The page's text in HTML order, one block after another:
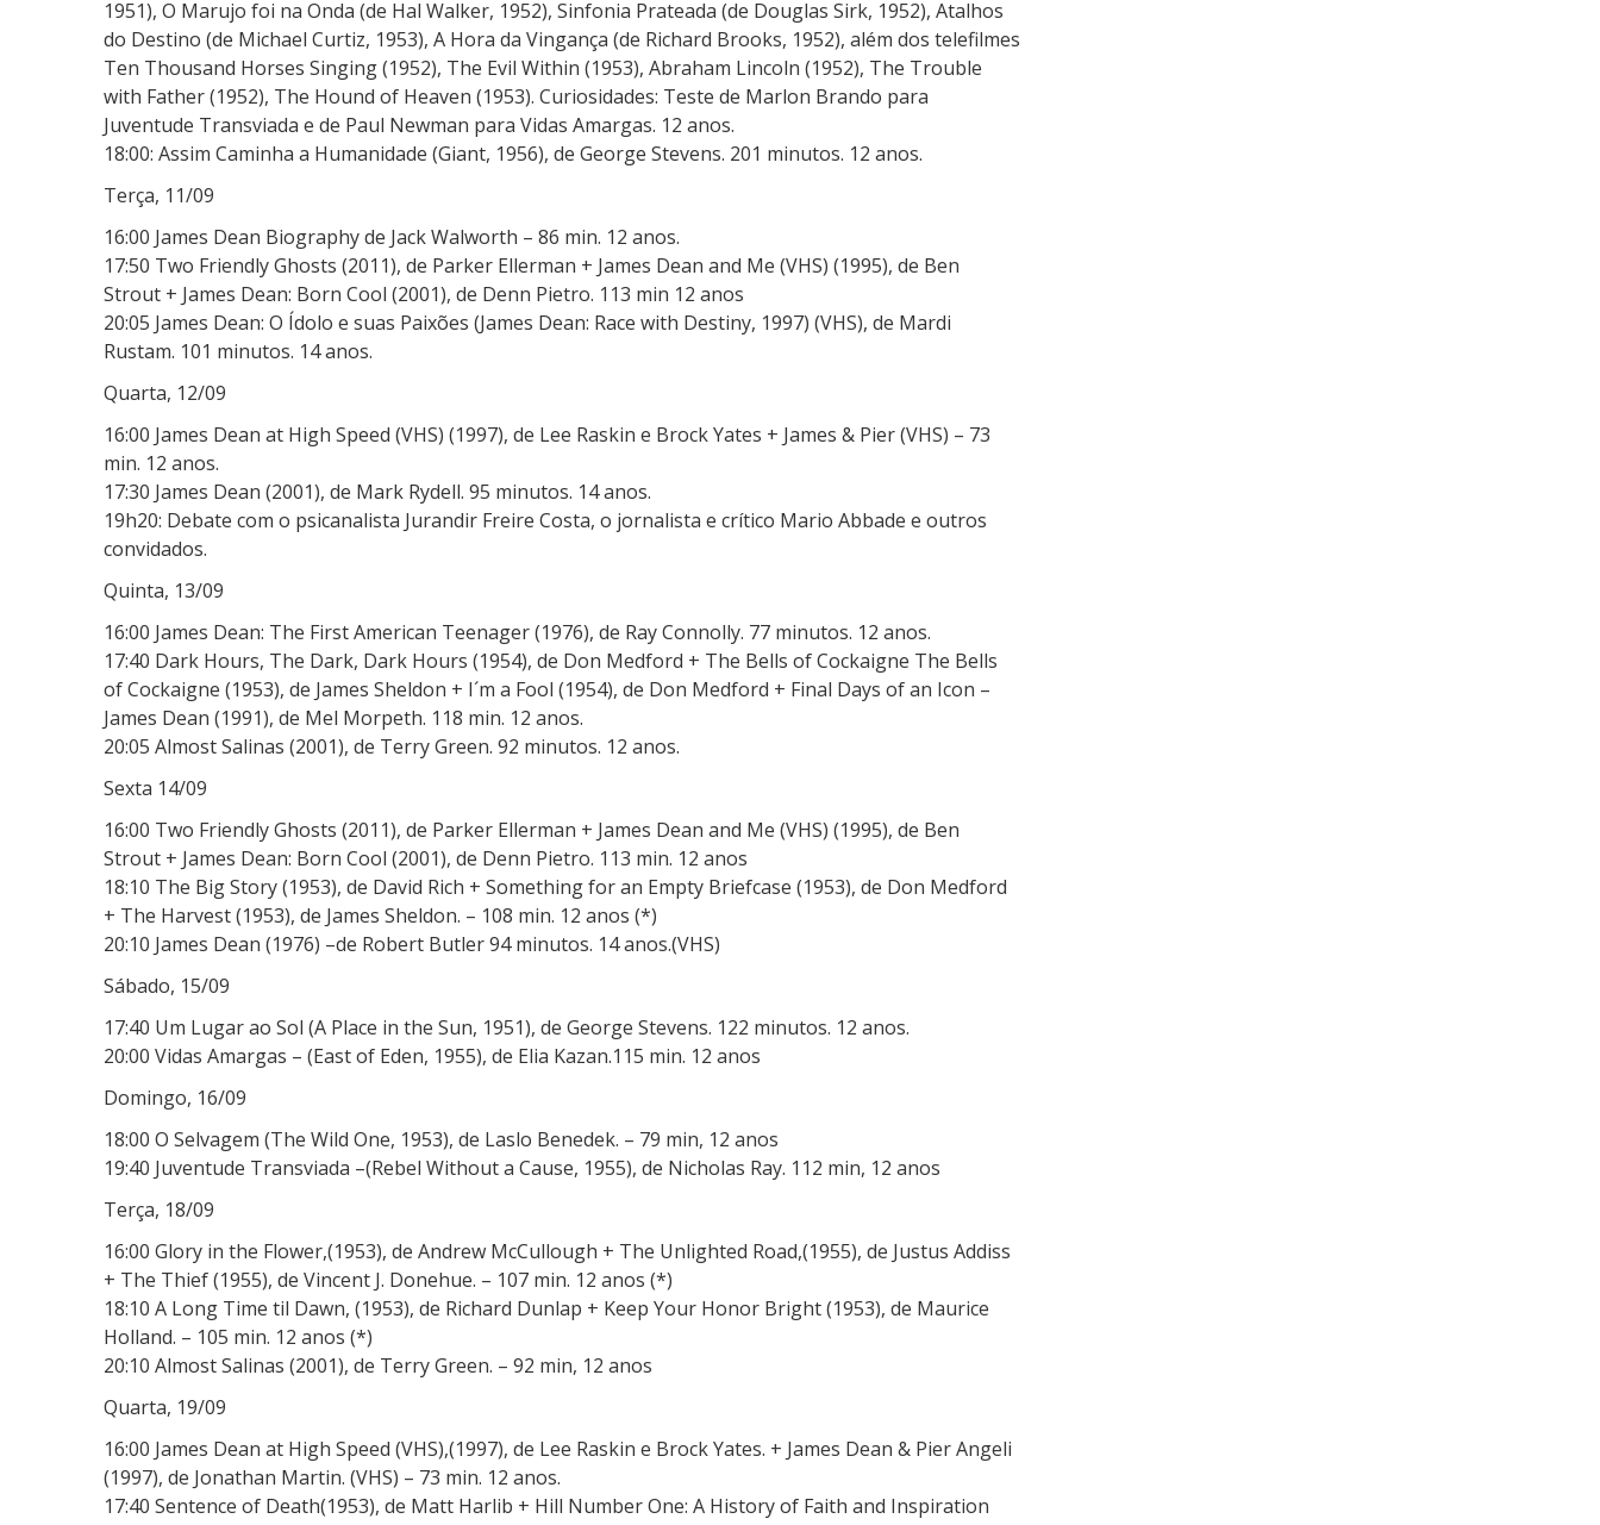
1951), O Marujo foi na Onda (de Hal Walker, 1952), Sinfonia Prateada (de Douglas Sirk, 1952), Atalhos
do Destino (de Michael Curtiz, 1953), A Hora da Vingança (de Richard Brooks, 1952), além dos telefilmes
Ten Thousand Horses Singing (1952), The Evil Within (1953), Abraham Lincoln (1952), The Trouble
with Father (1952), The Hound of Heaven (1953). Curiosidades: Teste de Marlon Brando para
Juventude Transviada e de Paul Newman para Vidas Amargas. 12 anos.
18:00: Assim Caminha a Humanidade (Giant, 1956), de George Stevens. 201 minutos. 12 anos.
Terça, 11/09
16:00 James Dean Biography de Jack Walworth – 86 min. 12 anos.
17:50 Two Friendly Ghosts (2011), de Parker Ellerman + James Dean and Me (VHS) (1995), de Ben
Strout + James Dean: Born Cool (2001), de Denn Pietro. 113 min 12 anos
20:05 James Dean: O Ídolo e suas Paixões (James Dean: Race with Destiny, 1997) (VHS), de Mardi
Rustam. 101 minutos. 14 anos.
Quarta, 12/09
16:00 James Dean at High Speed (VHS) (1997), de Lee Raskin e Brock Yates + James & Pier (VHS) – 73
min. 12 anos.
17:30 James Dean (2001), de Mark Rydell. 95 minutos. 14 anos.
19h20: Debate com o psicanalista Jurandir Freire Costa, o jornalista e crítico Mario Abbade e outros
convidados.
Quinta, 13/09
16:00 James Dean: The First American Teenager (1976), de Ray Connolly. 77 minutos. 12 anos.
17:40 Dark Hours, The Dark, Dark Hours (1954), de Don Medford + The Bells of Cockaigne The Bells
of Cockaigne (1953), de James Sheldon + I´m a Fool (1954), de Don Medford + Final Days of an Icon –
James Dean (1991), de Mel Morpeth. 118 min. 12 anos.
20:05 Almost Salinas (2001), de Terry Green. 92 minutos. 12 anos.
Sexta 14/09
16:00 Two Friendly Ghosts (2011), de Parker Ellerman + James Dean and Me (VHS) (1995), de Ben
Strout + James Dean: Born Cool (2001), de Denn Pietro. 113 min. 12 anos
18:10 The Big Story (1953), de David Rich + Something for an Empty Briefcase (1953), de Don Medford
+ The Harvest (1953), de James Sheldon. – 108 min. 12 anos (*)
20:10 James Dean (1976) –de Robert Butler 94 minutos. 14 anos.(VHS)
Sábado, 15/09
17:40 Um Lugar ao Sol (A Place in the Sun, 1951), de George Stevens. 122 minutos. 12 anos.
20:00 Vidas Amargas – (East of Eden, 1955), de Elia Kazan.115 min. 12 anos
Domingo, 16/09
18:00 O Selvagem (The Wild One, 1953), de Laslo Benedek. – 79 min, 12 anos
19:40 Juventude Transviada –(Rebel Without a Cause, 1955), de Nicholas Ray. 112 min, 12 anos
Terça, 18/09
16:00 Glory in the Flower,(1953), de Andrew McCullough + The Unlighted Road,(1955), de Justus Addiss
+ The Thief (1955), de Vincent J. Donehue. – 107 min. 12 anos (*)
18:10 A Long Time til Dawn, (1953), de Richard Dunlap + Keep Your Honor Bright (1953), de Maurice
Holland. – 105 min. 12 anos (*)
20:10 Almost Salinas (2001), de Terry Green. – 92 min, 12 anos
Quarta, 19/09
16:00 James Dean at High Speed (VHS),(1997), de Lee Raskin e Brock Yates. + James Dean & Pier Angeli
(1997), de Jonathan Martin. (VHS) – 73 min. 12 anos.
17:40 Sentence of Death(1953), de Matt Harlib + Hill Number One: A History of Faith and Inspiration